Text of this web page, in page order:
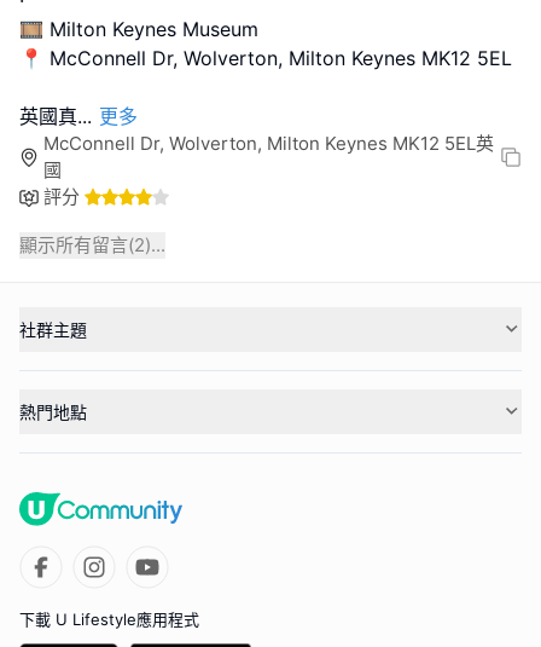
🎞️ Milton Keynes Museum
📍 McConnell Dr, Wolverton, Milton Keynes MK12 5EL
英國真... 更多
McConnell Dr, Wolverton, Milton Keynes MK12 5EL英
國
評分
顯示所有留言(2)...
社群主題
熱門地點
下載 U Lifestyle應用程式